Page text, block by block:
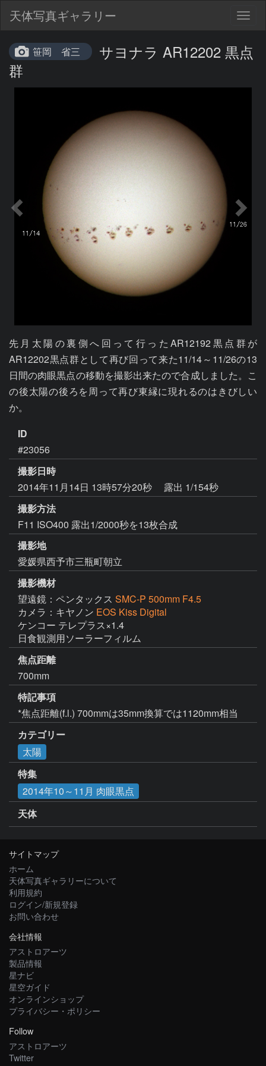
天体写真ギャラリー
笹岡 省三
サヨナラ AR12202 黒点
群
先月太陽の裏側へ回って行ったAR12192黒点群が
AR12202黒点群として再び回って来た11/14～11/26の13
日間の肉眼黒点の移動を撮影出来たので合成しました。こ
の後太陽の後ろを周って再び東縁に現れるのはきびしい
か。
ID
#23056
撮影日時
2014年11月14日 13時57分20秒
露出 1/154秒
撮影方法
F11 ISO400 露出1/2000秒を13枚合成
撮影地
愛媛県西予市三瓶町朝立
撮影機材
望遠鏡：ペンタックス SMC-P 500mm F4.5
カメラ：キヤノン EOS Kiss Digital
ケンコー テレプラス×1.4
日食観測用ソーラーフィルム
焦点距離
700mm
特記事項
*焦点距離(f.l.) 700mmは35mm換算では1120mm相当
カテゴリー
太陽
特集
2014年10～11月 肉眼黒点
天体
サイトマップ
ホーム
天体写真ギャラリーについて
利用規約
ログイン/新規登録
お問い合わせ
会社情報
アストロアーツ
製品情報
星ナビ
星空ガイド
オンラインショップ
プライバシー・ポリシー
Follow
アストロアーツ
Twitter